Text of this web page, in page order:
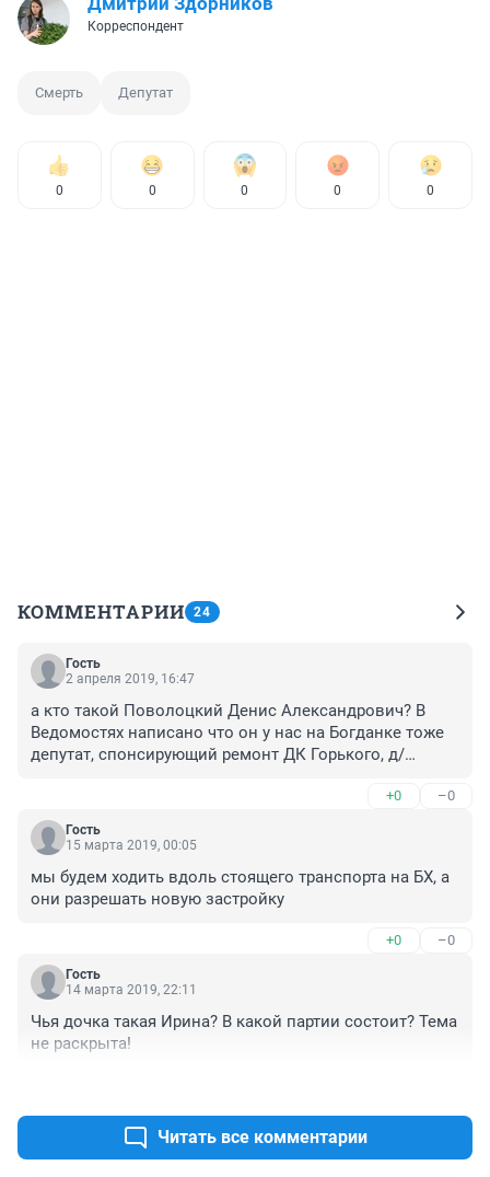
Корреспондент
Смерть Депутат
0 0 0 0 0
КОММЕНТАРИИ 24
Гость
2 апреля 2019, 16:47
а кто такой Поволоцкий Денис Александрович? В
Ведомостях написано что он у нас на Богданке тоже
депутат, спонсирующий ремонт ДК Горького, д/
+0 –0
Гость
15 марта 2019, 00:05
мы будем ходить вдоль стоящего транспорта на БХ, а
они разрешать новую застройку
+0 –0
Гость
14 марта 2019, 22:11
Чья дочка такая Ирина? В какой партии состоит? Тема
не раскрыта!
Читать все комментарии